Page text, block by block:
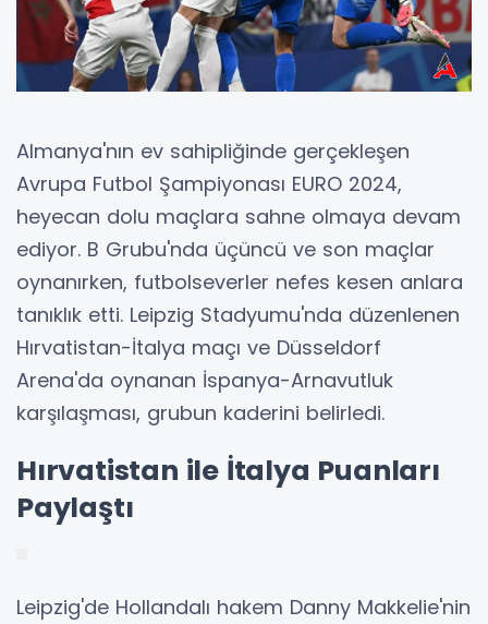
Almanya'nın ev sahipliğinde gerçekleşen
Avrupa Futbol Şampiyonası EURO 2024,
heyecan dolu maçlara sahne olmaya devam
ediyor. B Grubu'nda üçüncü ve son maçlar
oynanırken, futbolseverler nefes kesen anlara
tanıklık etti. Leipzig Stadyumu'nda düzenlenen
Hırvatistan-İtalya maçı ve Düsseldorf
Arena'da oynanan İspanya-Arnavutluk
karşılaşması, grubun kaderini belirledi.
Hırvatistan ile İtalya Puanları
Paylaştı
Leipzig'de Hollandalı hakem Danny Makkelie'nin